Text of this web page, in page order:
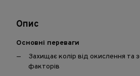
Опис
Основні переваги
Захищає колір від окислення та
факторів